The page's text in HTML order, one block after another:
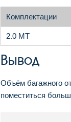
Комплектации
2.0 MT
Вывод
Объём багажного
поместиться